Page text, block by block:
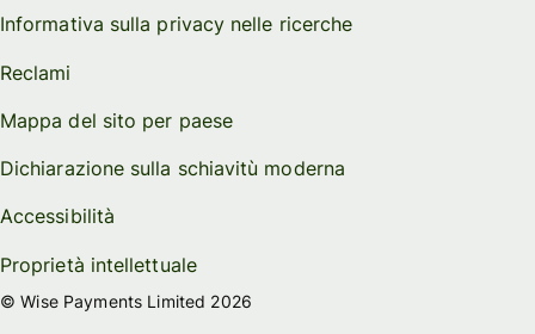
Informativa sulla privacy nelle ricerche
Reclami
Mappa del sito per paese
Dichiarazione sulla schiavitù moderna
Accessibilità
Proprietà intellettuale
© Wise Payments Limited 2026